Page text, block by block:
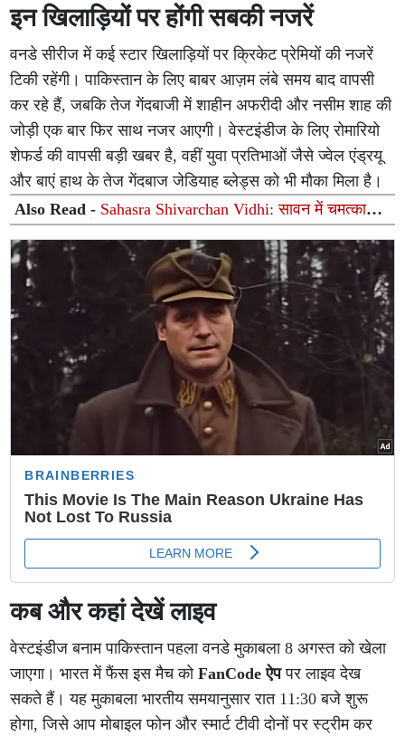
इन खिलाड़ियों पर होंगी सबकी नजरें
वनडे सीरीज में कई स्टार खिलाड़ियों पर क्रिकेट प्रेमियों की नजरें
टिकी रहेंगी। पाकिस्तान के लिए बाबर आज़म लंबे समय बाद वापसी
कर रहे हैं, जबकि तेज गेंदबाजी में शाहीन अफरीदी और नसीम शाह की
जोड़ी एक बार फिर साथ नजर आएगी। वेस्टइंडीज के लिए रोमारियो
शेफर्ड की वापसी बड़ी खबर है, वहीं युवा प्रतिभाओं जैसे ज्वेल एंड्रयू
और बाएं हाथ के तेज गेंदबाज जेडियाह ब्लेड्स को भी मौका मिला है।
Also Read - Sahasra Shivarchan Vidhi: सावन में चमत्कारी
सहस्र शिवार्चन से प्रसन्न होंगे महादेव, जानें सामग्री, नियम और
पूजा विधि
कब और कहां देखें लाइव
वेस्टइंडीज बनाम पाकिस्तान पहला वनडे मुकाबला 8 अगस्त को खेला
जाएगा। भारत में फैंस इस मैच कोFanCode ऐपपर लाइव देख
सकते हैं। यह मुकाबला भारतीय समयानुसार रात 11:30 बजे शुरू
होगा, जिसे आप मोबाइल फोन और स्मार्ट टीवी दोनों पर स्ट्रीम कर